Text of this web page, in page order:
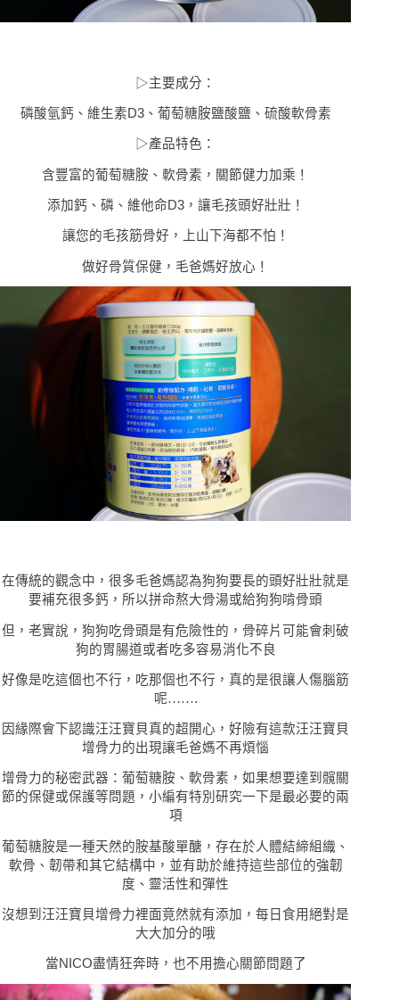
▷主要成分：
磷酸氫鈣、維生素D3、葡萄糖胺鹽酸鹽、硫酸軟骨素
▷產品特色：
含豐富的葡萄糖胺、軟骨素，關節健力加乘！
添加鈣、磷、維他命D3，讓毛孩頭好壯壯！
讓您的毛孩筋骨好，上山下海都不怕！
做好骨質保健，毛爸媽好放心！
在傳統的觀念中，很多毛爸媽認為狗狗要長的頭好壯壯就是
要補充很多鈣，所以拼命熬大骨湯或給狗狗啃骨頭
但，老實說，狗狗吃骨頭是有危險性的，骨碎片可能會刺破
狗的胃腸道或者吃多容易消化不良
好像是吃這個也不行，吃那個也不行，真的是很讓人傷腦筋
呢…….
因緣際會下認識汪汪寶⾙真的超開心，好險有這款汪汪寶⾙
增⾻⼒的出現讓毛爸媽不再煩惱
增⾻⼒的秘密武器：葡萄糖胺、軟骨素，如果想要達到髖關
節的保健或保護等問題，小編有特別研究一下是最必要的兩
項
葡萄糖胺是一種天然的胺基酸單醣，存在於人體結締組織、
軟骨、韌帶和其它結構中，並有助於維持這些部位的強韌
度、靈活性和彈性
沒想到汪汪寶⾙增⾻⼒裡面竟然就有添加，每日食用絕對是
大大加分的哦
當NICO盡情狂奔時，也不用擔心關節問題了